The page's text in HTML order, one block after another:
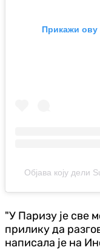
Прикажи ову
Објава коју дели
"У Паризу је све
прилику да
написала је на